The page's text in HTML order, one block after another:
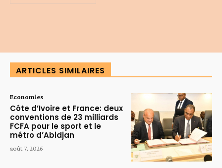
ARTICLES SIMILAIRES
Economies
Côte d’Ivoire et France: deux
conventions de 23 milliards
FCFA pour le sport et le
métro d’Abidjan
août 7, 2026